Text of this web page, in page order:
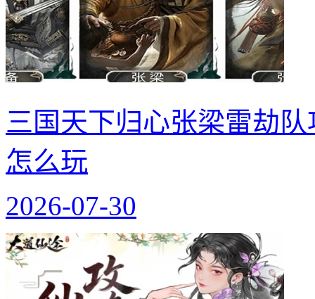
三国天下归心张梁雷劫
怎么玩
2026-07-30